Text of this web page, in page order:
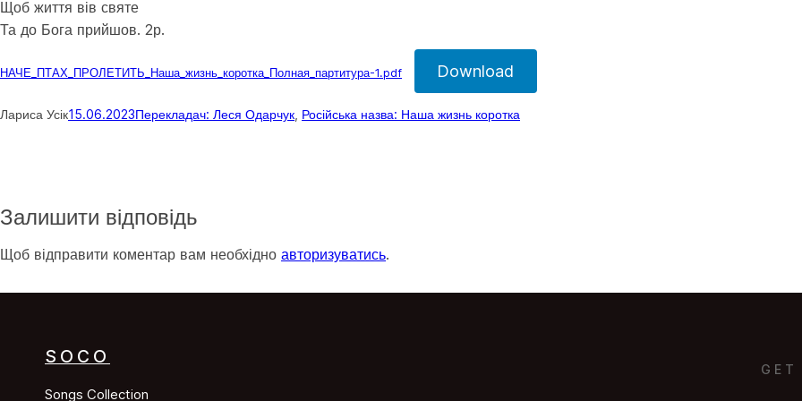
Щоб життя вів святе
Та до Бога прийшов. 2р.
НАЧЕ_ПТАХ_ПРОЛЕТИТЬ_Наша_жизнь_коротка_Полная_партитура-1.pdf Download
Лариса Усік15.06.2023Перекладач: Леся Одарчук Російська назва: Наша жизнь коротка
Залишити відповідь
Щоб відправити коментар вам необхідно авторизуватись.
SOCO
Songs Collection
GET